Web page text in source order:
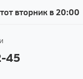
вторник в 20:00
45